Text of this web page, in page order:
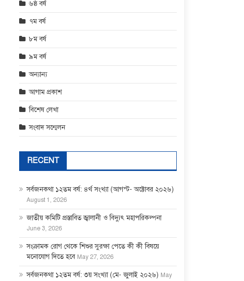
৬ষ্ঠ বর্ষ
৭ম বর্ষ
৮ম বর্ষ
৯ম বর্ষ
অন্যান্য
আগাম প্রকাশ
বিশেষ লেখা
সংবাদ সন্মেলন
RECENT
সর্বজনকথা ১২তম বর্ষ: ৪র্থ সংখ্যা (আগস্ট- অক্টোবর ২০২৬)
August 1, 2026
জাতীয় কমিটি প্রস্তাবিত জ্বালানী ও বিদ্যুৎ মহাপরিকল্পনা
June 3, 2026
সংক্রামক রোগ থেকে শিশুর সুরক্ষা পেতে কী কী বিষয়ে
মনোযোগ দিতে হবে May 27, 2026
সর্বজনকথা ১২তম বর্ষ: ৩য় সংখ্যা (মে- জুলাই ২০২৬) May